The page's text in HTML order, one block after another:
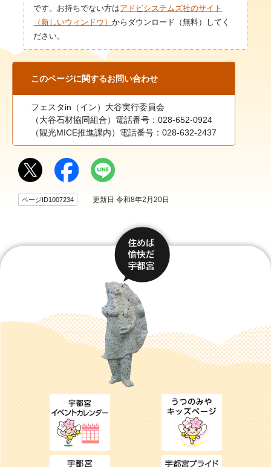
です。お持ちでない方はアドビシステムズ社のサイト
（新しいウィンドウ）からダウンロード（無料）してく
ださい。
このページに関するお問い合わせ
フェスタin（イン）大谷実行委員会
（大谷石材協同組合）電話番号：028-652-0924
（観光MICE推進課内）電話番号：028-632-2437
ページID1007234 更新日 令和8年2月20日